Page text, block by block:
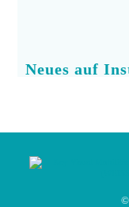
Neues auf
©